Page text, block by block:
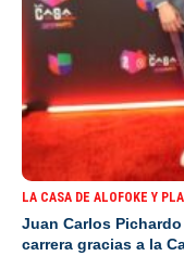
LA CASA DE ALOFOKE Y
Juan Carlos
carrera gracias a la